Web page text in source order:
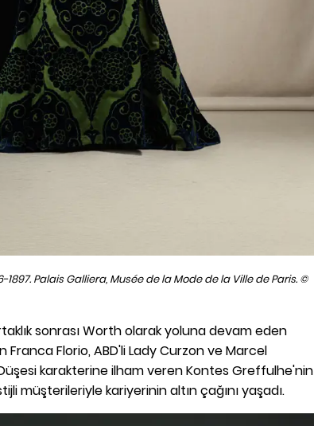
1897. Palais Galliera, Musée de la Mode de la Ville de Paris. ©
sonrası Worth olarak yoluna devam eden
Franca Florio, ABD'li Lady Curzon ve Marcel
karakterine ilham veren Kontes Greffulhe'nin
müşterileriyle kariyerinin altın çağını yaşadı.